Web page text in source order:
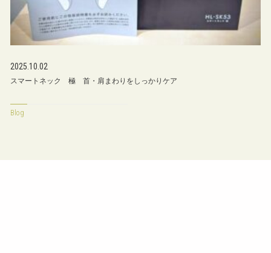
2025.10.02
スマートネック 極 首・肩まわりをしっかりケア
Blog